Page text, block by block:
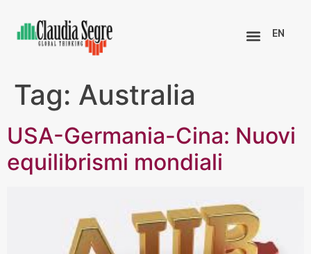
EN
Tag: Australia
USA-Germania-Cina: Nuovi
equilibrismi mondiali